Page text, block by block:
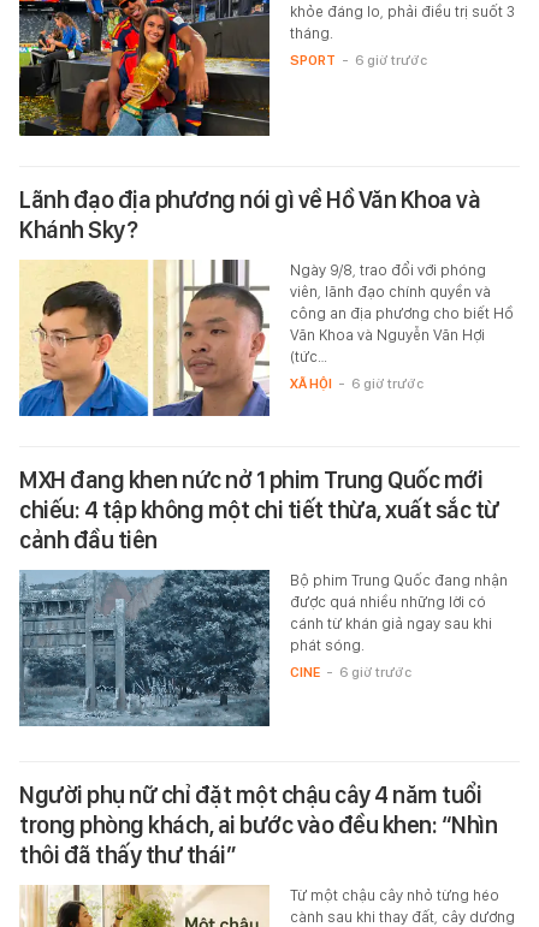
khỏe đáng lo, phải điều trị suốt 3
tháng.
SPORT - 6 giờ trước
Lãnh đạo địa phương nói gì về Hồ Văn Khoa và
Khánh Sky?
Ngày 9/8, trao đổi với phóng
viên, lãnh đạo chính quyền và
công an địa phương cho biết Hồ
Văn Khoa và Nguyễn Văn Hợi
(tức…
XÃ HỘI - 6 giờ trước
MXH đang khen nức nở 1 phim Trung Quốc mới
chiếu: 4 tập không một chi tiết thừa, xuất sắc từ
cảnh đầu tiên
Bộ phim Trung Quốc đang nhận
được quá nhiều những lời có
cánh từ khán giả ngay sau khi
phát sóng.
CINE - 6 giờ trước
Người phụ nữ chỉ đặt một chậu cây 4 năm tuổi
trong phòng khách, ai bước vào đều khen: “Nhìn
thôi đã thấy thư thái”
Từ một chậu cây nhỏ từng héo
cành sau khi thay đất, cây dương